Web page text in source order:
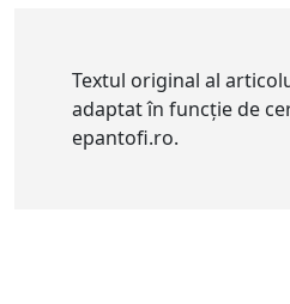
Textul original al
adaptat în funcție de
epantofi.ro.